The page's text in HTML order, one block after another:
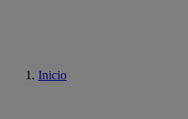
Inicio